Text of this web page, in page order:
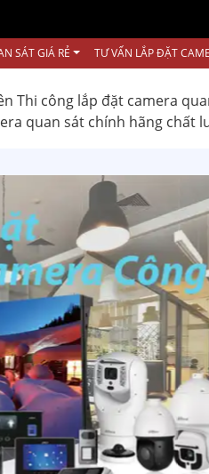
SÁT GIÁ RẺ TƯ VẤN LẮP ĐẶT
Thi công lắp đặt camera
quan sát chính hãng chất